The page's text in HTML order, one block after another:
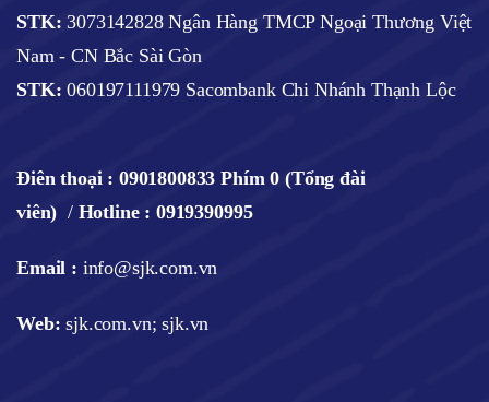
STK: 3073142828 Ngân Hàng TMCP Ngoại Thương Việt
Nam - CN Bắc Sài Gòn
STK:060197111979 Sacombank Chi Nhánh Thạnh Lộc
Điên thoại : 0901800833 Phím 0 (Tổng đài
viên) / Hotline : 0919390995
Email : info@sjk.com.vn
Web: sjk.com.vn; sjk.vn